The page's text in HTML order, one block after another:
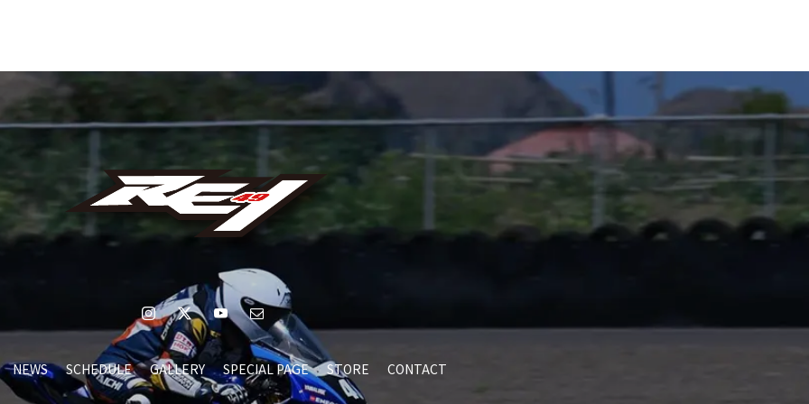
NEWS SCHEDULE GALLERY SPECIAL PAGE STORE CONTACT